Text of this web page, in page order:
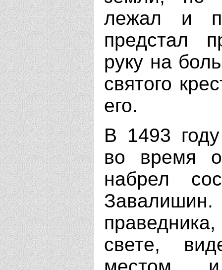
лежал и
предстал
руку на
святого
его.
В 1493
во время
набрел
свете,